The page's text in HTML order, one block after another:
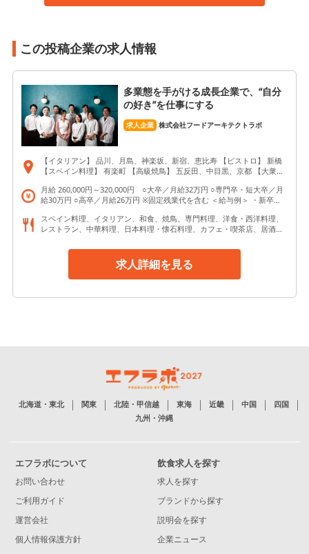
この投稿企業の求人情報
多業態を手がける成長企業で、“自分
の好き”を仕事にする
求人企業 株式会社フードアーキテクトラボ
【イタリアン】 品川、月島、神楽坂、新宿、恵比寿 【ビストロ】 新橋
【スペイン料理】 有楽町 【高級焼鳥】 五反田、中目黒、京都 【大衆】
【串揚げ】 五反田、茅場町、新宿 【中華】 新宿 【ランチ、カフェ業
態】 浅草 【ホテル・旅館】 長野、岐阜、山梨
月給 260,000円～320,000円 ○大卒／月給32万円 ○専門卒・短大卒／月
給30万円 ○高卒／月給26万円 ※固定残業代を含む ＜給与例＞ ・新卒入
スペイン料理、イタリアン、和食、焼鳥、専門料理、洋食・西洋料理、
レストラン、中華料理、日本料理・懐石料理、カフェ・喫茶店、居酒
求人詳細を見る
北海道・東北 関東 北陸・甲信越 東海 近畿 中国
四国
九州・沖縄
エフラボについて
お問い合わせ
ご利用ガイド
運営会社
個人情報保護方針
飲食求人を探す
求人を探す
ブランドから探す
説明会を探す
企業ニュース